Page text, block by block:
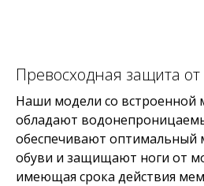
Превосходная защита от
Наши модели со встроенной
обладают
обеспечивают оптимальный
обуви и защищают ноги от
имеющая срока действия